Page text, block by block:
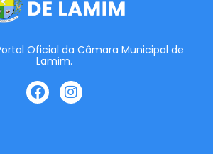
Oficial da Câmara Municipal de
Lamim.